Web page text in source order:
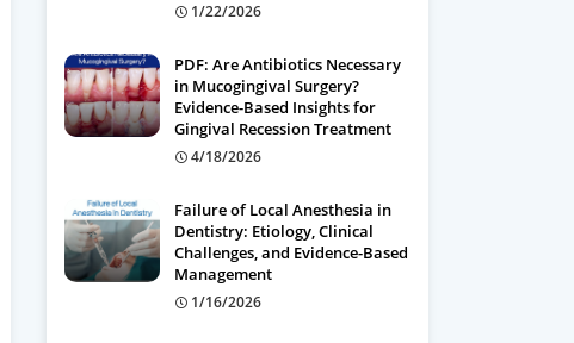
1/22/2026
PDF: Are Antibiotics Necessary
in Mucogingival Surgery?
Evidence-Based Insights for
Gingival Recession Treatment
4/18/2026
Failure of Local Anesthesia in
Dentistry: Etiology, Clinical
Challenges, and Evidence-Based
Management
1/16/2026